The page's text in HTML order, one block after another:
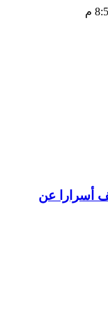
أسرارا عن